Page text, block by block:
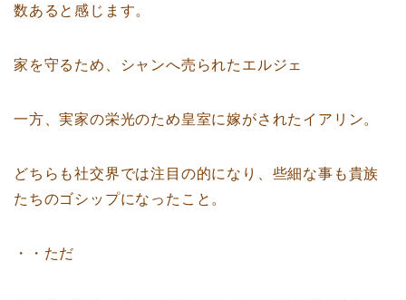
数あると感じます。
家を守るため、シャンへ売られたエルジェ
一方、実家の栄光のため皇室に嫁がされたイアリン。
どちらも社交界では注目の的になり、些細な事も貴族
たちのゴシップになったこと。
・・ただ